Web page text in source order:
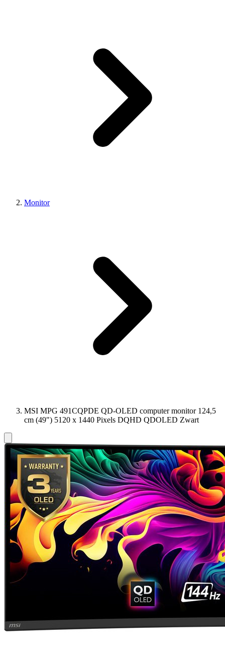
Monitor
MSI MPG 491CQPDE QD-OLED computer monitor 124,5
cm (49") 5120 x 1440 Pixels DQHD QDOLED Zwart